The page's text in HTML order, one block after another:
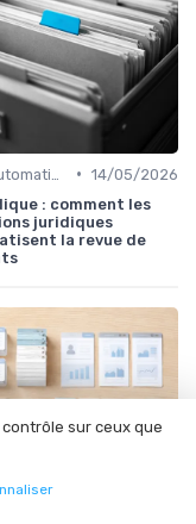
• 14/05/2026
: comment les
juridiques
la revue de
sur ceux que